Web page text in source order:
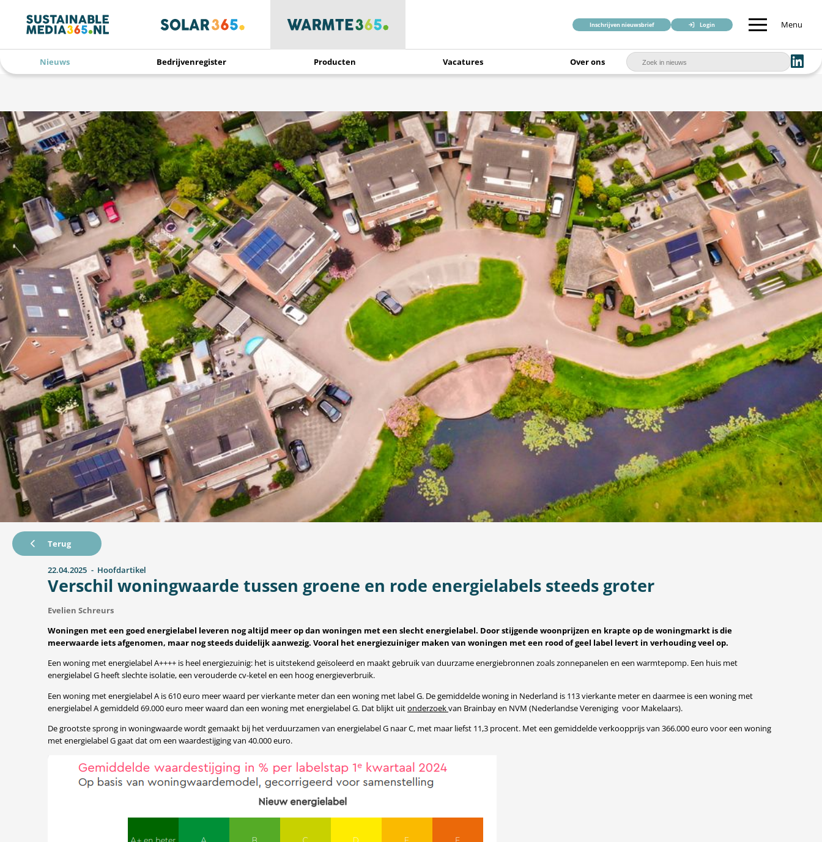
Inschrijven nieuwsbrief Login Menu
Nieuws Bedrijvenregister Producten Vacatures Over ons
Verschil woningwaarde tussen groene en rode energielabels steeds groter
Terug
22.04.2025 Hoofdartikel
Evelien Schreurs
Woningen met een goed energielabel leveren nog altijd meer op dan woningen met een slecht energielabel. Door stijgende woonprijzen en krapte op de woningmarkt is die
meerwaarde iets afgenomen, maar nog steeds duidelijk aanwezig. Vooral het energiezuiniger maken van woningen met een rood of geel label levert in verhouding veel op.
Een woning met energielabel A++++ is heel energiezuinig: het is uitstekend geïsoleerd en maakt gebruik van duurzame energiebronnen zoals zonnepanelen en een warmtepomp. Een huis met
energielabel G heeft slechte isolatie, een verouderde cv-ketel en een hoog energieverbruik.
Een woning met energielabel A is 610 euro meer waard per vierkante meter dan een woning met label G. De gemiddelde woning in Nederland is 113 vierkante meter en daarmee is een woning met
energielabel A gemiddeld 69.000 euro meer waard dan een woning met energielabel G. Dat blijkt uitonderzoekvan Brainbay en NVM (Nederlandse Vereniging voor Makelaars).
De grootste sprong in woningwaarde wordt gemaakt bij het verduurzamen van energielabel G naar C, met maar liefst 11,3 procent. Met een gemiddelde verkoopprijs van 366.000 euro voor een woning
met energielabel G gaat dat om een waardestijging van 40.000 euro.